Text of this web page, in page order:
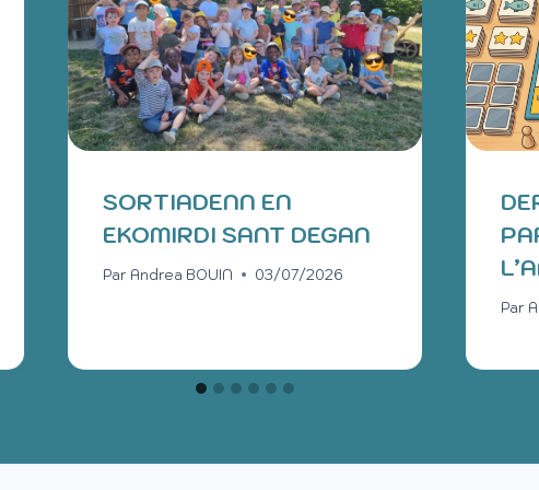
SORTIADENN EN
EKOMIRDI SANT DEGAN
Par Andrea BOUIN 03/07/2026
Par